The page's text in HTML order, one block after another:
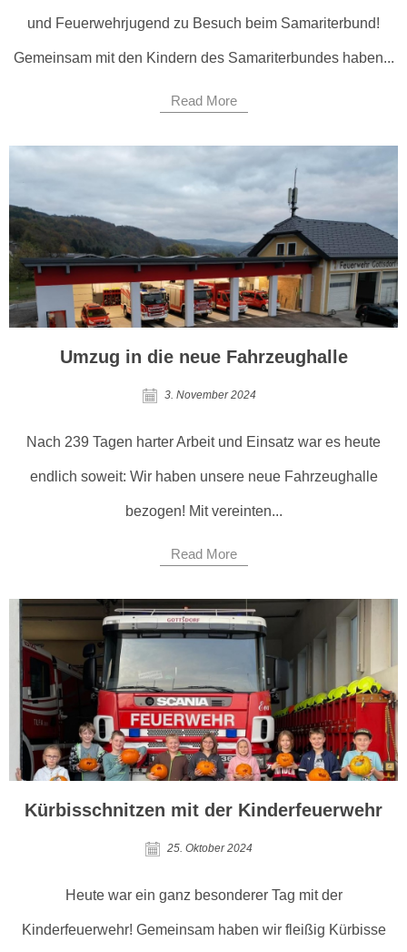
und Feuerwehrjugend zu Besuch beim Samariterbund!
Gemeinsam mit den Kindern des Samariterbundes haben...
Read More
Umzug in die neue Fahrzeughalle
3. November 2024
Nach 239 Tagen harter Arbeit und Einsatz war es heute
endlich soweit: Wir haben unsere neue Fahrzeughalle
bezogen! Mit vereinten...
Read More
Kürbisschnitzen mit der Kinderfeuerwehr
25. Oktober 2024
Heute war ein ganz besonderer Tag mit der
Kinderfeuerwehr! Gemeinsam haben wir fleißig Kürbisse